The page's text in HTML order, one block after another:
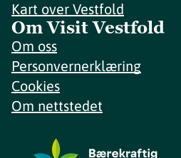
Kart over Vestfold
Om Visit Vestfold
Om oss
Personvernerklæring
Cookies
Om nettstedet